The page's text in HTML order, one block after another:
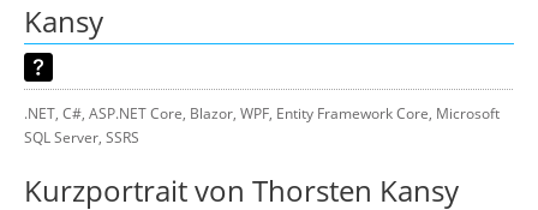
Kansy
.NET, C#, ASP.NET Core, Blazor, WPF, Entity Framework Core, Microsoft
SQL Server, SSRS
Kurzportrait von Thorsten Kansy